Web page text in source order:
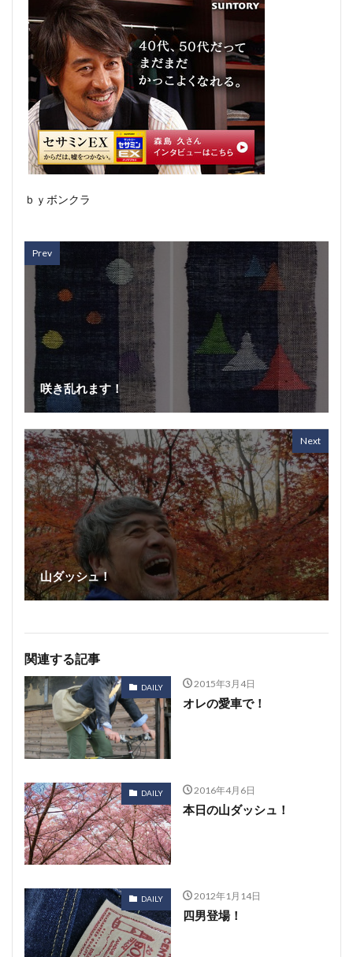
ｂｙボンクラ
Prev
咲き乱れます！
Next
山ダッシュ！
関連する記事
DAILY 2015年3月4日
オレの愛車で！
DAILY 2016年4月6日
本日の山ダッシュ！
DAILY 2012年1月14日
四男登場！